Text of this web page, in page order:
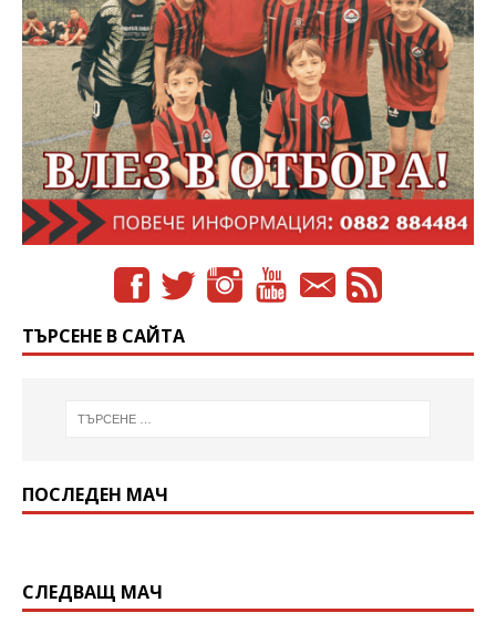
ТЪРСЕНЕ В САЙТА
ПОСЛЕДЕН МАЧ
СЛЕДВАЩ МАЧ